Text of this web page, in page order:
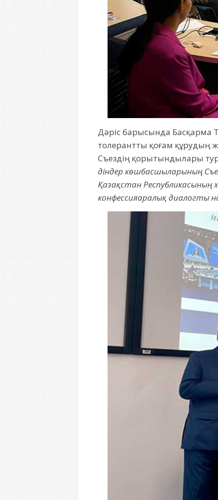
Дәріс барысында Басқарма
толерантты қоғам құрудың
Съездің қорытындылары
діндер көшбасшыларының
Қазақстан Республикасының
конфессияаралық диалогты